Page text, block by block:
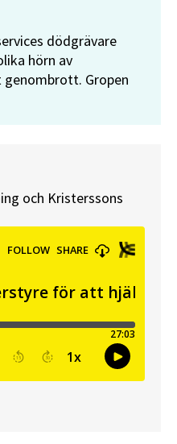
dödgrävare
hörn av
Gropen
och Kristerssons